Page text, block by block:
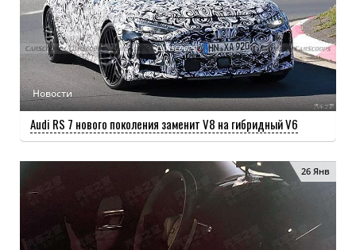
Новости
Audi RS 7 нового поколения заменит V8 на гибридный V6
26 Янв